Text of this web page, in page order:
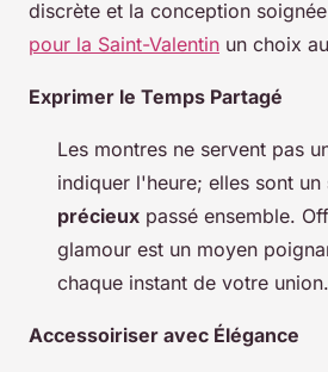
discrète et la conception
pour la Saint-Valentin un choix
Exprimer le Temps Partagé
Les montres ne servent pas
indiquer l'heure; elles sont un
précieux passé ensemble.
glamour est un moyen
chaque instant de votre union.
Accessoiriser avec Élégance